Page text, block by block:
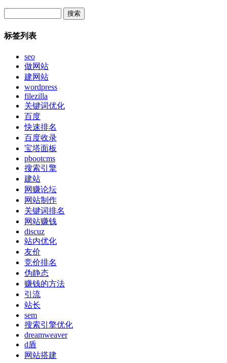
标签列表
seo
做网站
建网站
wordpress
filezilla
关键词优化
百度
快速排名
百度收录
宝塔面板
pbootcms
搜索引擎
建站
网赚论坛
网站制作
关键词排名
网站赚钱
discuz
站内优化
友价
竞价排名
伪静态
赚钱的方法
引流
站长
sem
搜索引擎优化
dreamweaver
d盾
网站搭建